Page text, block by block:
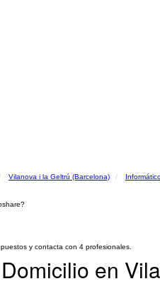
Vilanova i la Geltrú (Barcelona)
y contacta con 4 profesionales.
en